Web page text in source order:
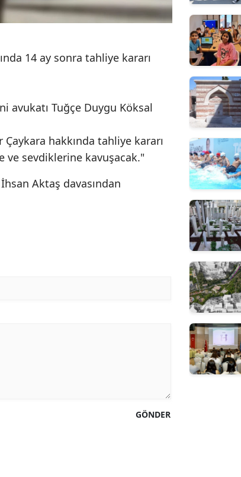
14 ay sonra tahliye kararı
avukatı Tuğçe Duygu Köksal
hakkında tahliye kararı
ve sevdiklerine kavuşacak."
Aktaş davasından
GÖNDER